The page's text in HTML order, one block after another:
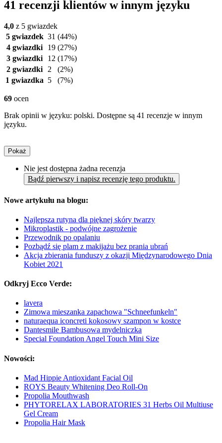
41 recenzji klientów w innym języku
4,0 z 5 gwiazdek
5 gwiazdek 31 (44%)
4 gwiazdki
19 (27%)
3 gwiazdki
12 (17%)
2 gwiazdki
2
(2%)
1 gwiazdka 5 (7%)
69 ocen
Brak opinii w języku: polski. Dostępne są 41 recenzje w innym
języku.
Pokaż
Nie jest dostępna żadna recenzja
Bądź pierwszy i napisz recenzję tego produktu.
Nowe artykułu na blogu:
Najlepsza rutyna dla pięknej skóry twarzy
Mikroplastik - podwójne zagrożenie
Przewodnik po opalaniu
Pozbądź się plam z makijażu bez prania ubrań
Akcja zbierania funduszy z okazji Międzynarodowego Dnia
Kobiet 2021
Odkryj Ecco Verde:
lavera
Zimowa mieszanka zapachowa "Schneefunkeln"
naturaequa iconcreti kokosowy szampon w kostce
Dantesmile Bambusowa mydelniczka
Special Foundation Angel Touch Mini Size
Nowości:
Mad Hippie Antioxidant Facial Oil
ROYS Beauty Whitening Deo Roll-On
Propolia Mouthwash
PHYTORELAX LABORATORIES 31 Herbs Oil Multiuse
Gel Cream
Propolia Hair Mask